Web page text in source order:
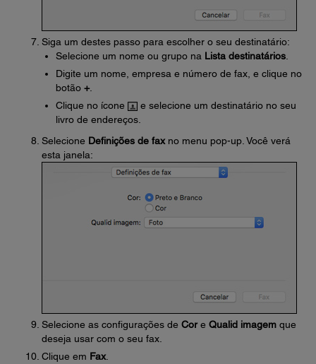
Siga um destes passo para escolher o seu destinatário:
Selecione um nome ou grupo na Lista destinatários
Digite um nome, empresa e número de fax, e clique no
botão +.
Clique no ícone
e selecione um destinatário no seu
livro de endereços.
Selecione Definições de faxno menu pop-up. Você verá
esta janela:
Selecione as configurações de Core Qualid imagem que
deseja usar com o seu fax.
Clique em Fax.